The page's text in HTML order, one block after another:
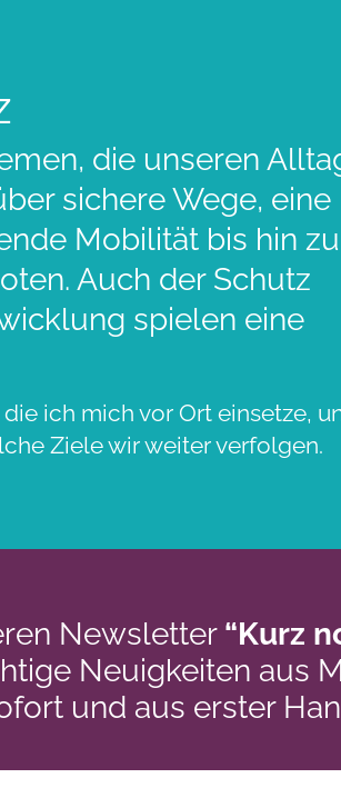
die unseren
sichere Wege, eine
Mobilität bis hin zu
Auch der Schutz
spielen eine
ich mich vor Ort einsetze,
Ziele wir weiter verfolgen.
Newsletter “Kurz
Neuigkeiten aus
und aus erster